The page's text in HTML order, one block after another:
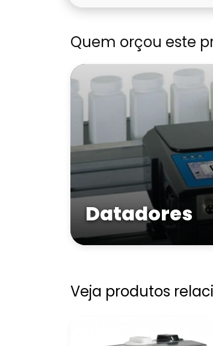
Quem orçou este
Datadores
Veja produtos